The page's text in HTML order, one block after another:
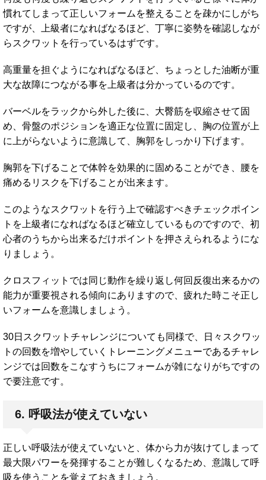
慣れてしまって正しいフォームを整えることを疎かにしがち
ですが、上級者になればなるほど、丁寧に姿勢を確認しなが
らスクワットを行っているはずです。
高重量を担ぐようになればなるほど、ちょっとした油断が重
大な故障につながる事を上級者は分かっているのです。
バーベルをラックから外した後に、大臀筋を収縮させて固
め、骨盤のポジションを適正な位置に固定し、胸の位置が上
に上がらないように意識して、胸郭をしっかり下げます。
胸郭を下げることで体幹を効果的に固めることができ、腰を
痛めるリスクを下げることが出来ます。
このようなスクワットを行う上で確認すべきチェックポイン
トを上級者になればなるほど確立しているものですので、初
心者のうちから出来るだけポイントを押さえられるようにな
りましょう。
クロスフィットでは同じ動作を繰り返し何回反復出来るかの
能力が重要視される傾向にありますので、疲れた時こそ正し
いフォームを意識しましょう。
30日スクワットチャレンジについても同様で、日々スクワッ
トの回数を増やしていくトレーニングメニューであるチャレ
ンジでは回数をこなすうちにフォームが雑になりがちですの
で要注意です。
6. 呼吸法が使えていない
正しい呼吸法が使えていないと、体から力が抜けてしまって
最大限パワーを発揮することが難しくなるため、意識して呼
吸を使うことを覚えておきましょう。